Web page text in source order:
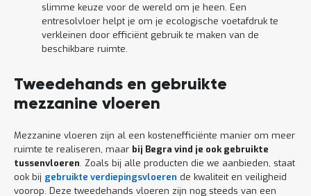
slimme keuze voor de wereld om je heen. Een
entresolvloer helpt je om je ecologische voetafdruk te
verkleinen door efficiënt gebruik te maken van de
beschikbare ruimte.
Tweedehands en gebruikte
mezzanine vloeren
Mezzanine vloeren zijn al een kostenefficiënte manier om meer
ruimte te realiseren, maar bij Begra vind je ook gebruikte
tussenvloeren. Zoals bij alle producten die we aanbieden, staat
ook bij gebruikte verdiepingsvloeren de kwaliteit en veiligheid
voorop. Deze tweedehands vloeren zijn nog steeds van een